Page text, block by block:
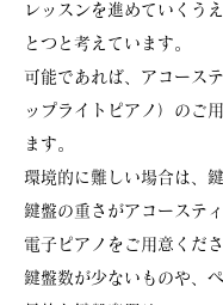
レッスンを進めていくう
とつと考えています。
可能であれば、アコース
ップライトピアノ）のご
ます。
環境的に難しい場合は、
鍵盤の重さがアコーステ
電子ピアノをご用意くださ
鍵盤数が少ないものや、